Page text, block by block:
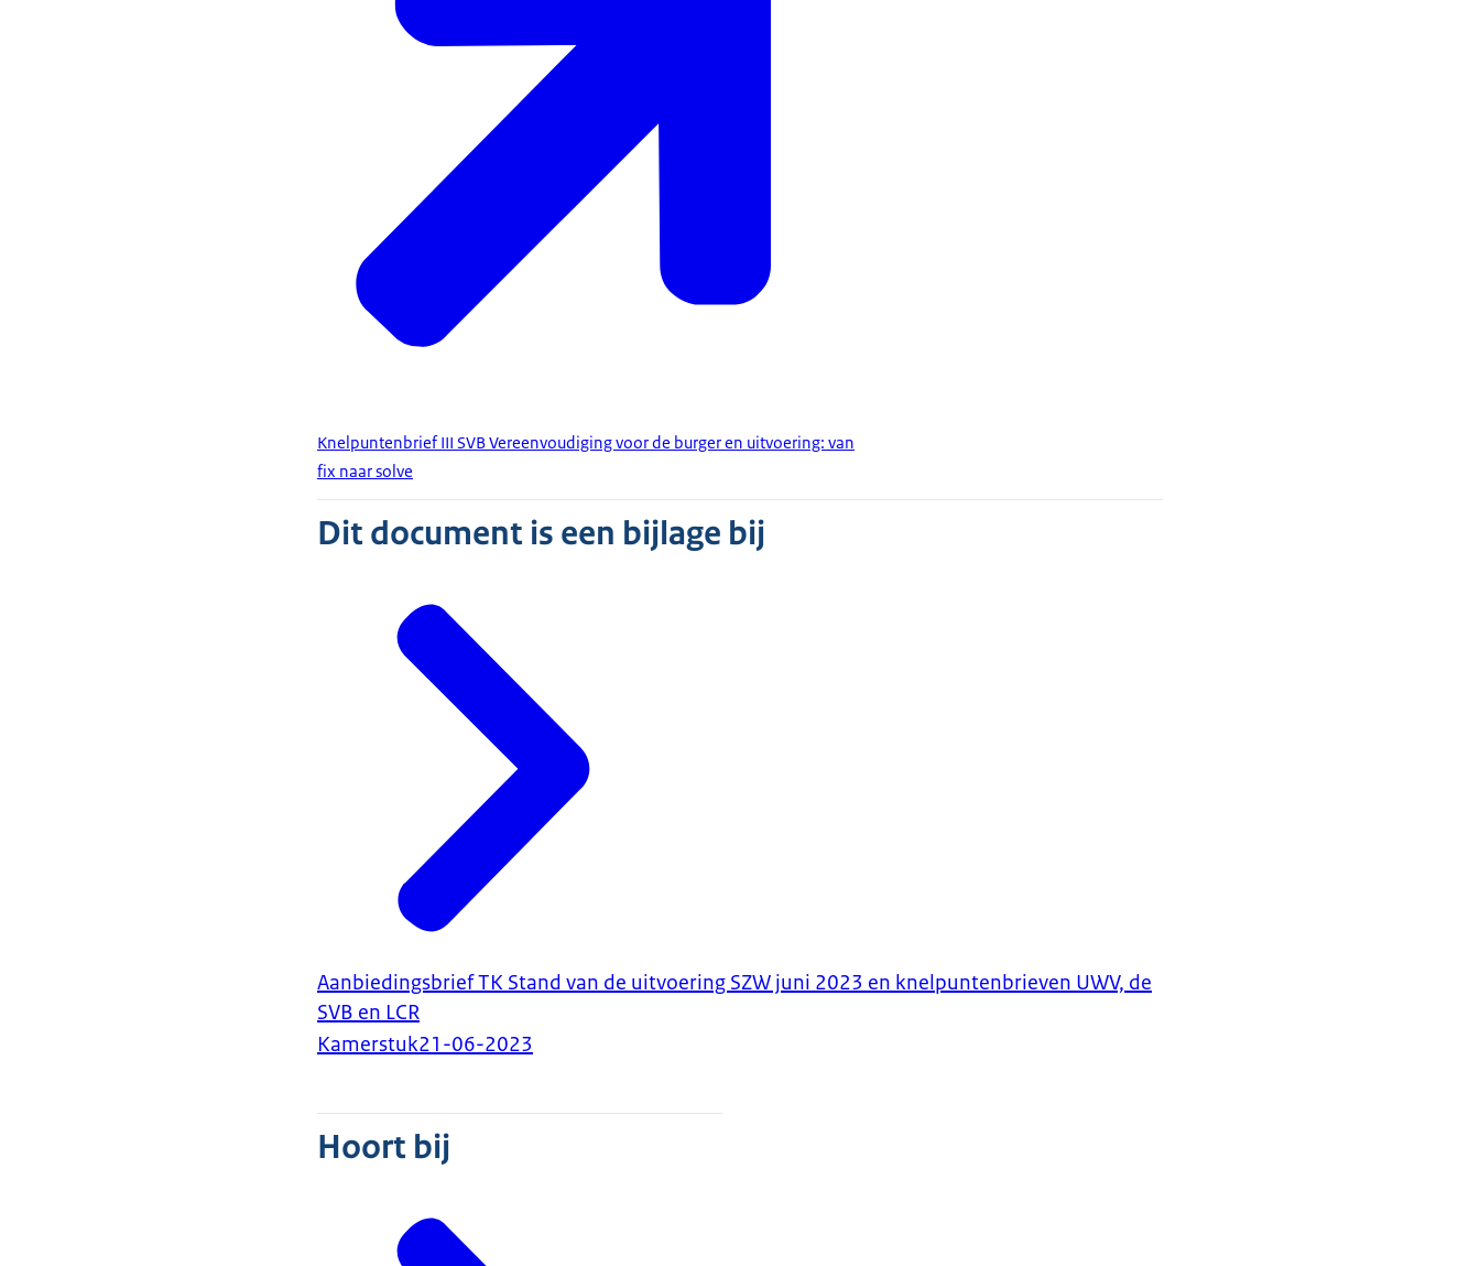
Knelpuntenbrief III SVB Vereenvoudiging voor de burger en uitvoering: van
fix naar solve
Dit document is een bijlage bij
Aanbiedingsbrief TK Stand van de uitvoering SZW juni 2023 en knelpuntenbrieven UWV, de
SVB en LCR
Kamerstuk21-06-2023
Hoort bij